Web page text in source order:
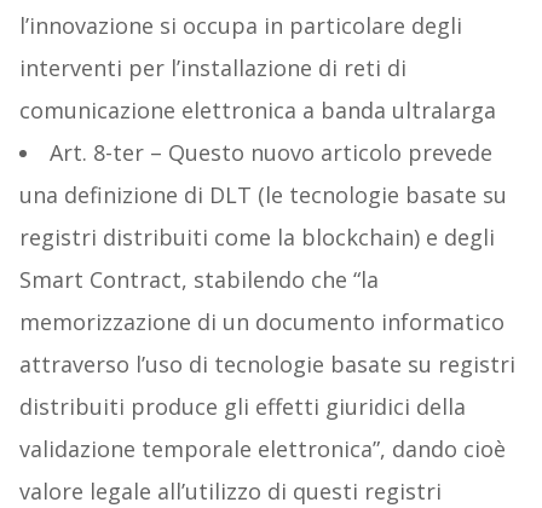
l’innovazione si occupa in particolare degli
interventi per l’installazione di reti di
comunicazione elettronica a banda ultralarga
Art. 8-ter – Questo nuovo articolo prevede
una definizione di DLT (le tecnologie basate su
registri distribuiti come la blockchain) e degli
Smart Contract, stabilendo che “la
memorizzazione di un documento informatico
attraverso l’uso di tecnologie basate su registri
distribuiti produce gli effetti giuridici della
validazione temporale elettronica”, dando cioè
valore legale all’utilizzo di questi registri